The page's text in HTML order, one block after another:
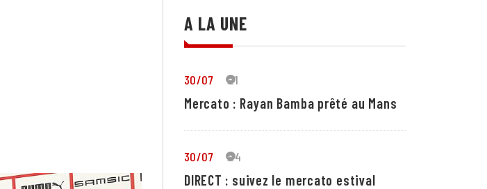
A LA UNE
30/07 21
Mercato : Rayan Bamba prêté au Mans
30/07 24
DIRECT : suivez le mercato estival